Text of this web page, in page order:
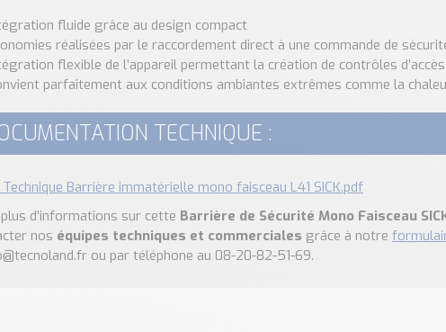
fluide grâce au design compact
réalisées par le raccordement direct à une commande de
flexible de l’appareil permettant la création de contrôles
parfaitement aux conditions ambiantes extrêmes comme la
TECHNIQUE :
Technique Barrière immatérielle mono faisceau L41 SICK.pdf
d’informations sur cette Barrière de Sécurité Mono Faisceau
nos équipes techniques et commerciales grâce à notre
ou par téléphone au 08-20-82-51-69.